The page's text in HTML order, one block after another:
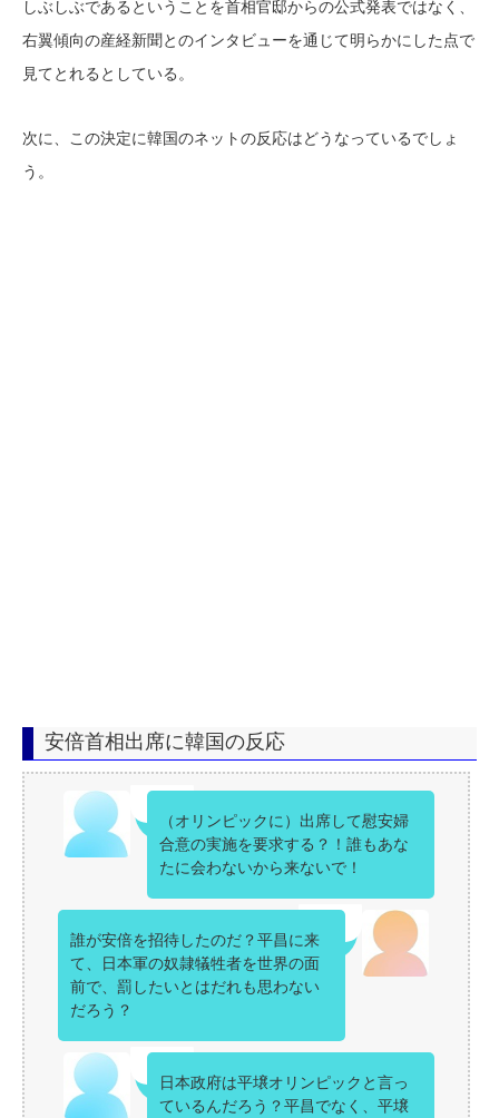
しぶしぶであるということを首相官邸からの公式発表ではなく、
右翼傾向の産経新聞とのインタビューを通じて明らかにした点で
見てとれるとしている。
次に、この決定に韓国のネットの反応はどうなっているでしょ
う。
安倍首相出席に韓国の反応
（オリンピックに）出席して慰安婦
合意の実施を要求する？！誰もあな
たに会わないから来ないで！
誰が安倍を招待したのだ？平昌に来
て、日本軍の奴隷犠牲者を世界の面
前で、罰したいとはだれも思わない
だろう？
日本政府は平壌オリンピックと言っ
ているんだろう？平昌でなく、平壌